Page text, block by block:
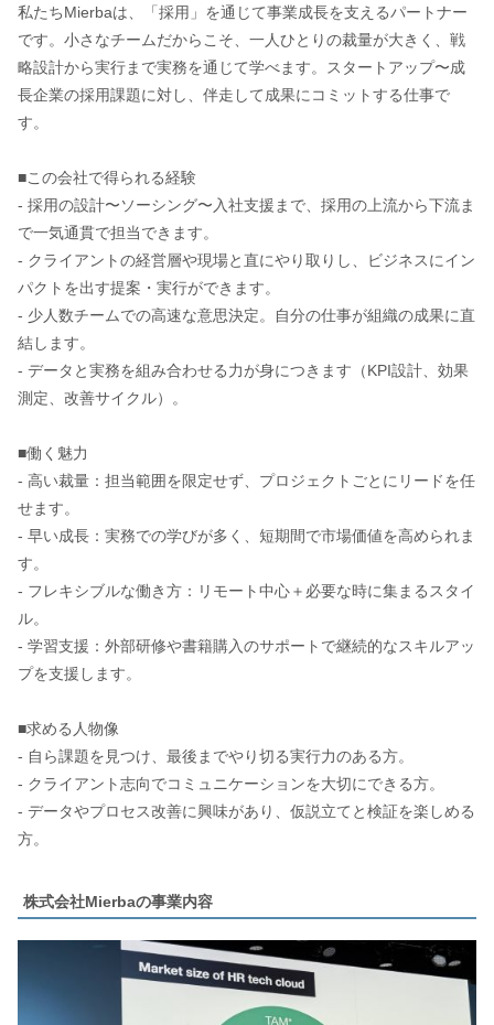
私たちMierbaは、「採用」を通じて事業成長を支えるパートナー
です。小さなチームだからこそ、一人ひとりの裁量が大きく、戦
略設計から実行まで実務を通じて学べます。スタートアップ〜成
長企業の採用課題に対し、伴走して成果にコミットする仕事で
す。
■この会社で得られる経験
- 採用の設計〜ソーシング〜入社支援まで、採用の上流から下流ま
で一気通貫で担当できます。
- クライアントの経営層や現場と直にやり取りし、ビジネスにイン
パクトを出す提案・実行ができます。
- 少人数チームでの高速な意思決定。自分の仕事が組織の成果に直
結します。
- データと実務を組み合わせる力が身につきます（KPI設計、効果
測定、改善サイクル）。
■働く魅力
- 高い裁量：担当範囲を限定せず、プロジェクトごとにリードを任
せます。
- 早い成長：実務での学びが多く、短期間で市場価値を高められま
す。
- フレキシブルな働き方：リモート中心＋必要な時に集まるスタイ
ル。
- 学習支援：外部研修や書籍購入のサポートで継続的なスキルアッ
プを支援します。
■求める人物像
- 自ら課題を見つけ、最後までやり切る実行力のある方。
- クライアント志向でコミュニケーションを大切にできる方。
- データやプロセス改善に興味があり、仮説立てと検証を楽しめる
方。
株式会社Mierbaの事業内容